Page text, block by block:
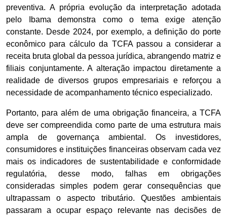
preventiva. A própria evolução da interpretação adotada
pelo Ibama demonstra como o tema exige atenção
constante. Desde 2024, por exemplo, a definição do porte
econômico para cálculo da TCFA passou a considerar a
receita bruta global da pessoa jurídica, abrangendo matriz e
filiais conjuntamente. A alteração impactou diretamente a
realidade de diversos grupos empresariais e reforçou a
necessidade de acompanhamento técnico especializado.
Portanto, para além de uma obrigação financeira, a TCFA
deve ser compreendida como parte de uma estrutura mais
ampla de governança ambiental. Os investidores,
consumidores e instituições financeiras observam cada vez
mais os indicadores de sustentabilidade e conformidade
regulatória, desse modo, falhas em obrigações
consideradas simples podem gerar consequências que
ultrapassam o aspecto tributário. Questões ambientais
passaram a ocupar espaço relevante nas decisões de